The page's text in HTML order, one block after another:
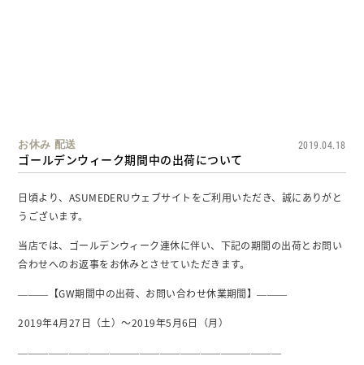
お休み 配送
ゴールデンウィーク期間中の出荷について
2019.04.18
日頃より、ASUMEDERUウェブサイトをご利用いただき、誠にありがと
うございます。
当店では、ゴールデンウィーク連休に伴い、下記の期間の出荷とお問い
合わせへのお返事をお休みとさせていただきます。
———【GW期間中の出荷、お問い合わせ休業期間】———
2019年4月27日（土）～2019年5月6日（月）
——————————————————————————